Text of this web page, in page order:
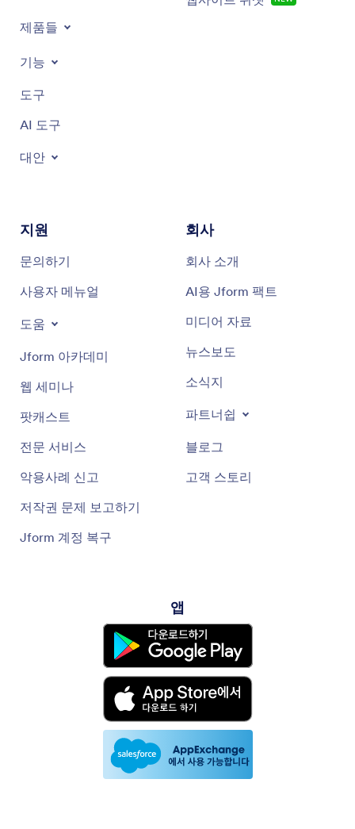
제품들
기능
도구
AI 도구
대안
지원
문의하기
사용자 메뉴얼
도움
Jform 아카데미
웹 세미나
팟캐스트
전문 서비스
악용사례 신고
저작권 문제 보고하기
Jform 계정 복구
회사
회사 소개
AI용 Jform 팩트
미디어 자료
뉴스보도
소식지
파트너쉽
블로그
고객 스토리
앱